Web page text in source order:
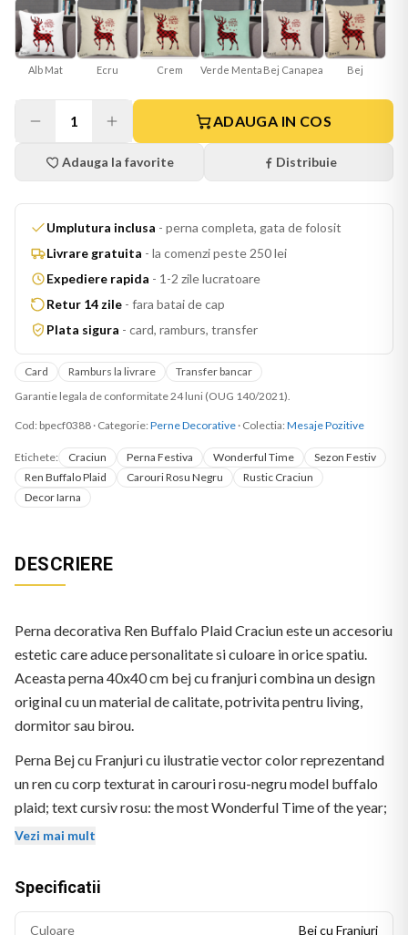
Alb Mat Ecru Crem Verde Menta Bej Canapea Bej
1 ADAUGA IN COS
Adauga la favorite Distribuie
Umplutura inclusa - perna completa, gata de folosit
Livrare gratuita - la comenzi peste 250 lei
Expediere rapida - 1-2 zile lucratoare
Retur 14 zile - fara batai de cap
Plata sigura - card, ramburs, transfer
Card Ramburs la livrare
Transfer bancar
Garantie legala de conformitate 24 luni (OUG 140/2021).
Cod: bpecf0388 · Categorie: Perne Decorative · Colectia: Mesaje Pozitive
Etichete: Craciun Perna Festiva Wonderful Time
Sezon Festiv
Ren Buffalo Plaid
Carouri Rosu Negru
Rustic Craciun
Decor Iarna
DESCRIERE
Perna decorativa Ren Buffalo Plaid Craciun este un accesoriu
estetic care aduce personalitate si culoare in orice spatiu.
Aceasta perna 40x40 cm bej cu franjuri combina un design
original cu un material de calitate, potrivita pentru living,
dormitor sau birou.
Perna Bej cu Franjuri cu ilustratie vector color reprezentand
un ren cu corp texturat in carouri rosu-negru model buffalo
plaid; text cursiv rosu: the most Wonderful Time of the year;
fulgi de zapada rosii. Logo BEKZ in coltul stanga-jos.
Vezi mai mult
Specificatii
Culoare Bej cu Franjuri